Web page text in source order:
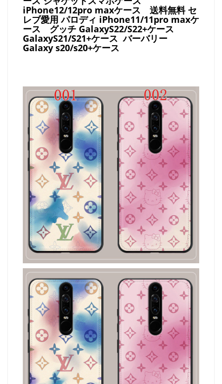
iPhone12/12pro maxケース 送料無料 セ
レブ愛用 パロディ iPhone11/11pro maxケ
ース グッチ GalaxyS22/S22+ケース
GalaxyS21/S21+ケース バーバリー
Galaxy s20/s20+ケース